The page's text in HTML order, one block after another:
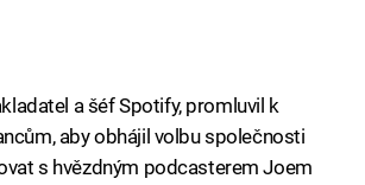
a šéf Spotify, promluvil k
aby obhájil volbu společnosti
s hvězdným podcasterem Joem